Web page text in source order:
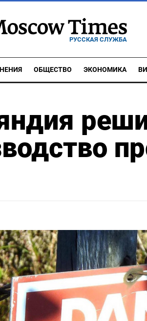
РУССКАЯ СЛУЖБА
ОБЩЕСТВО ЭКОНОМИКА